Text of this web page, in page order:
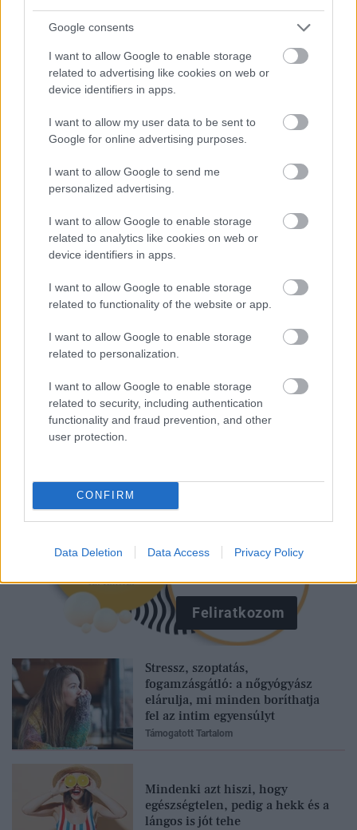
Google consents
I want to allow Google to enable storage
related to advertising like cookies on web or
device identifiers in apps.
I want to allow my user data to be sent to
Google for online advertising purposes.
I want to allow Google to send me
personalized advertising.
I want to allow Google to enable storage
related to analytics like cookies on web or
device identifiers in apps.
I want to allow Google to enable storage
related to functionality of the website or app.
I want to allow Google to enable storage
related to personalization.
I want to allow Google to enable storage
related to security, including authentication
functionality and fraud prevention, and other
user protection.
CONFIRM
Data Deletion Data Access Privacy Policy
Itt állíthatod be , hogy a Google
keresőben könnyebben megtaláld a
glamour.hu cikkeit
Feliratkozom
Stressz, szoptatás,
fogamzásgátló: a nőgyógyász
elárulja, mi minden boríthatja
fel az intim egyensúlyt
Támogatott Tartalom
Mindenki azt hiszi, hogy
egészségtelen, pedig a hekk és a
lángos is jót tehe